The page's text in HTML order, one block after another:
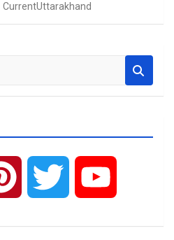
CurrentUttarakhand